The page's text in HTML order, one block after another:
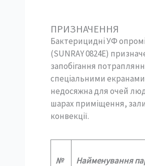
ПРИЗНАЧЕННЯ
Бактерицидні УФ
(SUNRAY 0824E)
запобігання
спеціальними
недосяжна для очей
шарах приміщення,
конвекції.
№ Найменування